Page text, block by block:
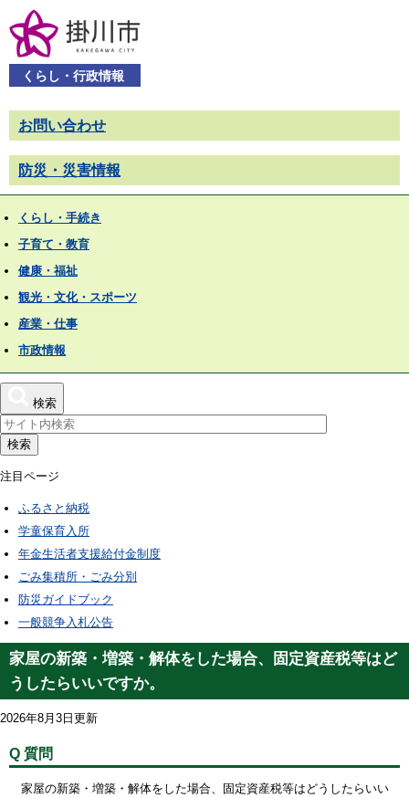
くらし・行政情報
お問い合わせ
防災・災害情報
くらし・手続き
子育て・教育
健康・福祉
観光・文化・スポーツ
産業・仕事
市政情報
検索
検索
注目ページ
ふるさと納税
学童保育入所
年金生活者支援給付金制度
ごみ集積所・ごみ分別
防災ガイドブック
一般競争入札公告
家屋の新築・増築・解体をした場合、固定資産税等はど
うしたらいいですか。
2026年8月3日更新
Q 質問
家屋の新築・増築・解体をした場合、固定資産税等はどうしたらいい